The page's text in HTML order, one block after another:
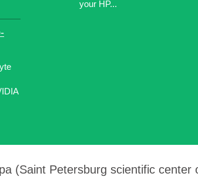
your HP...
(Saint Petersburg scientific center